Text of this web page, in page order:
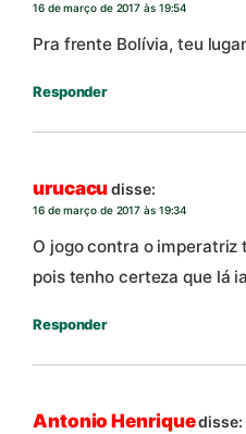
16 de março de 2017 às 19:54
Pra frente Bolívia, teu
Responder
urucacudisse:
16 de março de 2017 às 19:34
O jogo contra o imperatriz
pois tenho certeza que lá
Responder
Antonio Henriquedisse: